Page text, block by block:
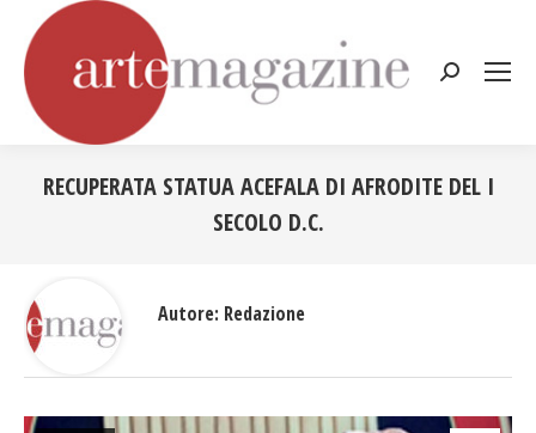
Cerca:
RECUPERATA STATUA ACEFALA DI AFRODITE DEL I
SECOLO D.C.
Autore: Redazione